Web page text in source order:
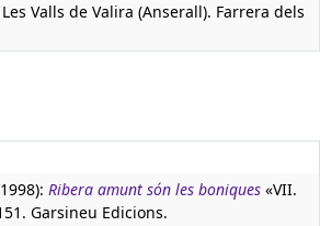
Valls de Valira (Anserall). Farrera dels
Ribera amunt són les boniques «VII.
Garsineu Edicions.